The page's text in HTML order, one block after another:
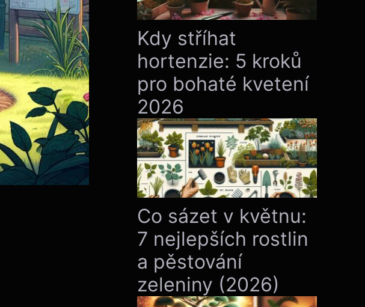
Kdy stříhat
hortenzie: 5 kroků
pro bohaté kvetení
2026
Co sázet v květnu:
7 nejlepších rostlin
a pěstování
zeleniny (2026)